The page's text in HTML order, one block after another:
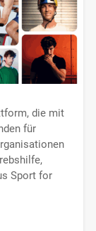
die mit
für
Sport for